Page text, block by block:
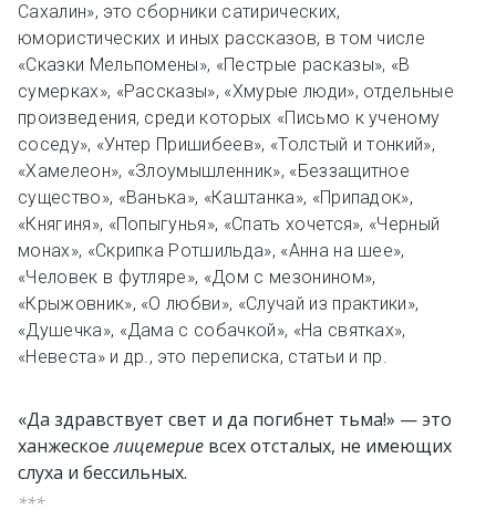
Сахалин», это сборники сатирических,
юмористических и иных рассказов, в том числе
«Сказки Мельпомены», «Пестрые расказы», «В
сумерках», «Рассказы», «Хмурые люди», отдельные
произведения, среди которых «Письмо к ученому
соседу», «Унтер Пришибеев», «Толстый и тонкий»,
«Хамелеон», «Злоумышленник», «Беззащитное
существо», «Ванька», «Каштанка», «Припадок»,
«Княгиня», «Попыгунья», «Спать хочется», «Черный
монах», «Скрипка Ротшильда», «Анна на шее»,
«Человек в футляре», «Дом с мезонином»,
«Крыжовник», «О любви», «Случай из практики»,
«Душечка», «Дама с собачкой», «На святках»,
«Невеста» и др., это переписка, статьи и пр.
«Да здравствует свет и да погибнет тьма!» — это
ханжескоелицемерие всех отсталых, не имеющих
слуха и бессильных.
***